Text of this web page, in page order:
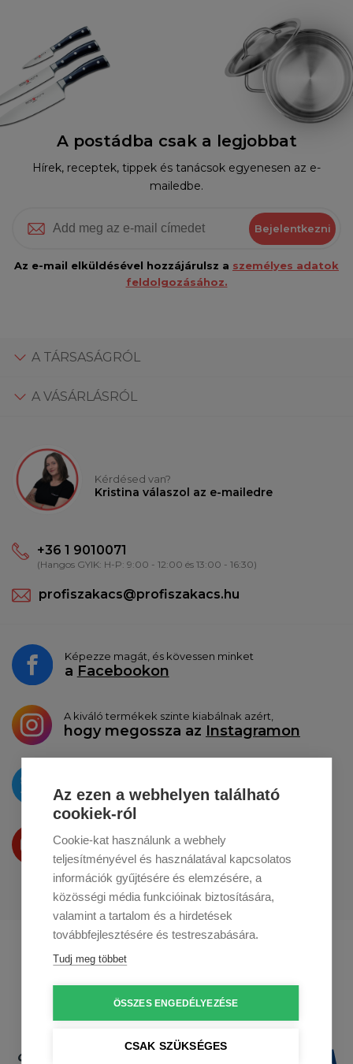
A postádba csak a legjobbat
Hírek, receptek, tippek és tanácsok egyenesen az e-
mailedbe.
Bejelentkezni
Az e-mail elküldésével hozzájárulsz a személyes adatok
feldolgozásához.
A TÁRSASÁGRÓL
A VÁSÁRLÁSRÓL
Kérdésed van?
Kristina válaszol az e-mailedre
+36 1 9010071
(Hangos GYIK: H-P: 9:00 - 12:00 és 13:00 - 16:30)
profiszakacs@profiszakacs.hu
Képezze magát, és kövessen minket
a Facebookon
A kiváló termékek szinte kiabálnak azért,
hogy megossza az Instagramon
a Twitterentesszük közzé
Termékeinket
a Youtube-on is bemutatjuk
Profikuchar.sk
Profikuchař.cz
Az ezen a webhelyen található
cookiek-ról
Cookie-kat használunk a webhely
teljesítményével és használatával kapcsolatos
információk gyűjtésére és elemzésére, a
közösségi média funkcióinak biztosítására,
valamint a tartalom és a hirdetések
továbbfejlesztésére és testreszabására.
Tudj meg többet
ÖSSZES ENGEDÉLYEZÉSE
CSAK SZÜKSÉGES